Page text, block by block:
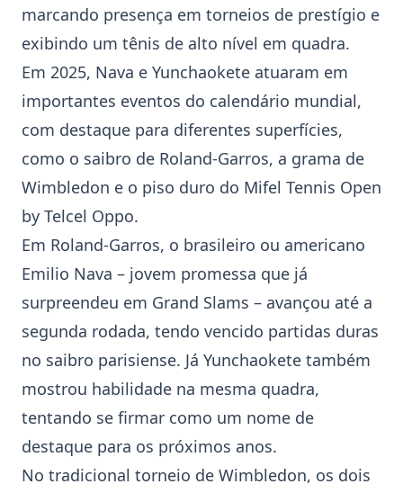
marcando presença em torneios de prestígio e
exibindo um tênis de alto nível em quadra.
Em 2025, Nava e Yunchaokete atuaram em
importantes eventos do calendário mundial,
com destaque para diferentes superfícies,
como o saibro de Roland-Garros, a grama de
Wimbledon e o piso duro do Mifel Tennis Open
by Telcel Oppo.
Em Roland-Garros, o brasileiro ou americano
Emilio Nava – jovem promessa que já
surpreendeu em Grand Slams – avançou até a
segunda rodada, tendo vencido partidas duras
no saibro parisiense. Já Yunchaokete também
mostrou habilidade na mesma quadra,
tentando se firmar como um nome de
destaque para os próximos anos.
No tradicional torneio de Wimbledon, os dois